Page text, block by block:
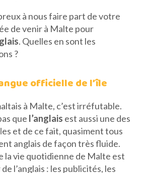
à nous faire part de votre
de venir à Malte pour
. Quelles en sont les
?
officielle de l’île
à Malte, c’est irréfutable.
que l’anglais est aussi une des
et de ce fait, quasiment tous
anglais de façon très fluide.
la vie quotidienne de Malte est
l’anglais : les publicités, les